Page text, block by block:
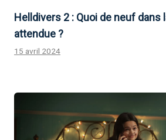
Helldivers 2 : Quoi de neuf dans
attendue ?
15 avril 2024